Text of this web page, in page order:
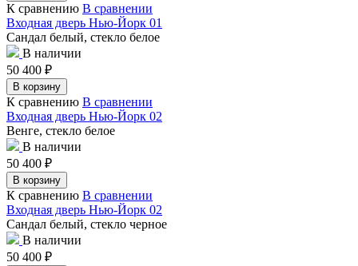
К сравнению В сравнении
Входная дверь Нью-Йорк 01
Сандал белый, стекло белое
В наличии
50 400 ₽
В корзину
К сравнению В сравнении
Входная дверь Нью-Йорк 02
Венге, стекло белое
В наличии
50 400 ₽
В корзину
К сравнению В сравнении
Входная дверь Нью-Йорк 02
Сандал белый, стекло черное
В наличии
50 400 ₽